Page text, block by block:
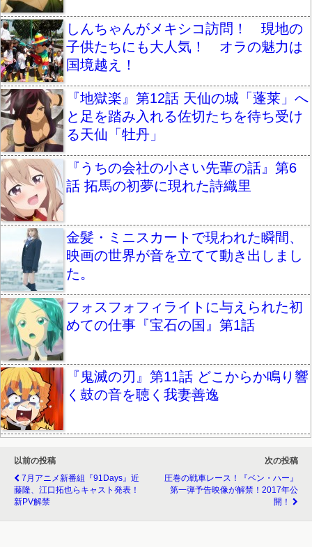
しんちゃんがメキシコ訪問！ 現地の
子供たちにも大人気！ オラの魅力は
国境越え！
『地獄楽』第12話 天仙の城「蓬莱」へ
と足を踏み入れる佐切たちを待ち受け
る天仙「牡丹」
『うちの会社の小さい先輩の話』第6
話 拓馬の初夢に現れた詩織里
金髪・ミニスカートで現われた瞬間、
映画の世界が音を立てて動き出しまし
た。
フォスフォフィライトに与えられた初
めての仕事『宝石の国』第1話
『鬼滅の刃』第11話 どこからか鳴り響
く鼓の音を聴く我妻善逸
以前の投稿
7月アニメ新番組『91Days』近
藤隆、江口拓也らキャスト発表！
新PV解禁
次の投稿
圧巻の戦車レース！『ベン・ハー』
第一弾予告映像が解禁！2017年公
開！